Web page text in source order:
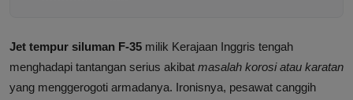
Jet tempur siluman F-35 milik Kerajaan Inggris tengah
menghadapi tantangan serius akibat masalah korosi atau karatan
yang menggerogoti armadanya. Ironisnya, pesawat canggih